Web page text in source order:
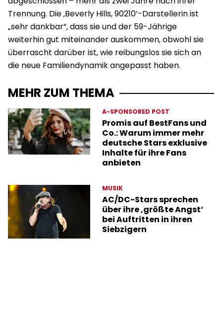
Trennung. Die ‚Beverly Hills, 90210‘-Darstellerin ist
„sehr dankbar“, dass sie und der 59-Jährige
weiterhin gut miteinander auskommen, obwohl sie
überrascht darüber ist, wie reibungslos sie sich an
die neue Familiendynamik angepasst haben.
MEHR ZUM THEMA
A-SPONSORED POST
Promis auf BestFans und
Co.: Warum immer mehr
deutsche Stars exklusive
Inhalte für ihre Fans
anbieten
MUSIK
AC/DC-Stars sprechen
über ihre ‚größte Angst‘
bei Auftritten in ihren
Siebzigern